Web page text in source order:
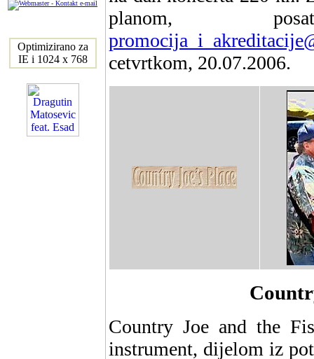
Optimizirano za
IE i 1024 x 768
planom,
cetvrtkom, 20.07.2006.
Country Joe and the
instrument, dijelom iz